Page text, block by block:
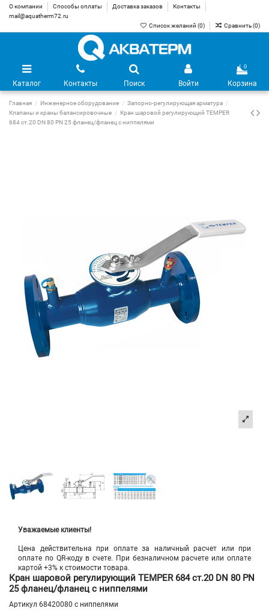
О компании Способы оплаты Доставка заказов
Контакты
mail@aquatherm72.ru
Список желаний (0) Сравнить (0)
Каталог Контакты Поиск Войти
0
Корзина
Главная Инженерное оборудование
Запорно-регулирующая арматура
Клапаны и краны балансировочные
Кран шаровой регулирующий TEMPER
684 ст.20 DN 80 PN 25 фланец/фланец с ниппелями
Уважаемые клиенты!
Цена действительна при оплате за наличный расчет или при
оплате по QR-коду в счете. При безналичном расчете или оплате
картой +3% к стоимости товара.
Кран шаровой регулирующий TEMPER 684 ст.20 DN 80 PN
25 фланец/фланец с ниппелями
Артикул 68420080 с ниппелями